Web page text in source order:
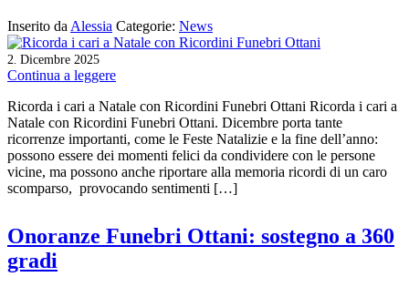
Inserito da Alessia Categorie: News
2. Dicembre 2025
Continua a leggere
Ricorda i cari a Natale con Ricordini Funebri Ottani Ricorda i cari a
Natale con Ricordini Funebri Ottani. Dicembre porta tante
ricorrenze importanti, come le Feste Natalizie e la fine dell’anno:
possono essere dei momenti felici da condividere con le persone
vicine, ma possono anche riportare alla memoria ricordi di un caro
scomparso, provocando sentimenti […]
Onoranze Funebri Ottani: sostegno a 360
gradi